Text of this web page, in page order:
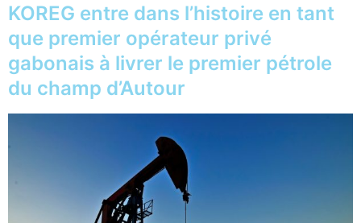
KOREG entre dans l’histoire en tant
que premier opérateur privé
gabonais à livrer le premier pétrole
du champ d’Autour